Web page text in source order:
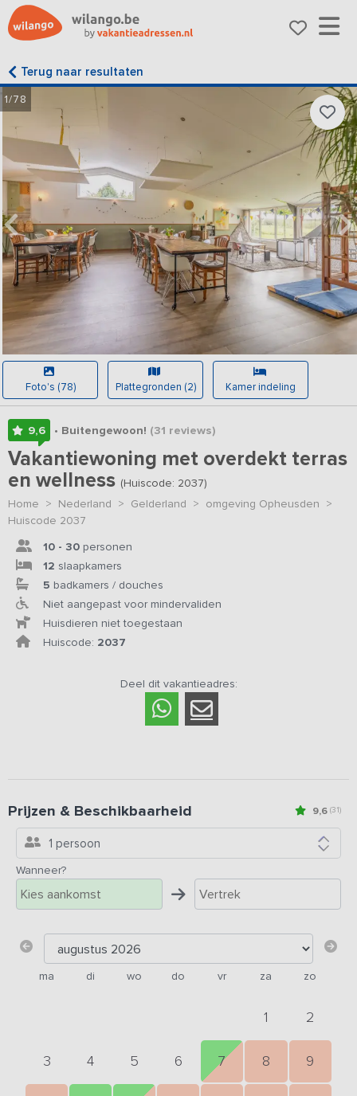
Terug naar resultaten
1/78
Foto's (78) Plattegronden (2) Kamer indeling
9,6 • Buitengewoon! (31 reviews)
Vakantiewoning met overdekt terras
en wellness (Huiscode: 2037)
Home > Nederland > Gelderland > omgeving Opheusden >
Huiscode 2037
10 - 30 personen
12 slaapkamers
5 badkamers / douches
Niet aangepast voor mindervaliden
Huisdieren niet toegestaan
Huiscode: 2037
Deel dit vakantieadres:
9,6 (31)
Prijzen & Beschikbaarheid
1 persoon
Wanneer?
ma di wo do vr za zo
1 2
3 4 5 6 7 8 9